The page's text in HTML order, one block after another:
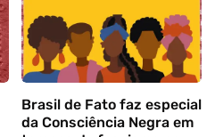
Brasil de Fato faz especial
da Consciência Negra em